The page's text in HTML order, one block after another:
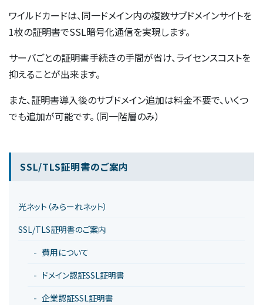
ワイルドカードは、同一ドメイン内の複数サブドメインサイトを
1枚の証明書でSSL暗号化通信を実現します。
サーバごとの証明書手続きの手間が省け、ライセンスコストを
抑えることが出来ます。
また、証明書導入後のサブドメイン追加は料金不要で、いくつ
でも追加が可能です。（同一階層のみ）
SSL/TLS証明書のご案内
光ネット（みらーれネット）
SSL/TLS証明書のご案内
費用について
ドメイン認証SSL証明書
企業認証SSL証明書